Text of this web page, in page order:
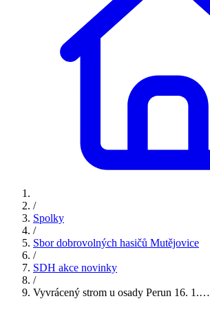
/
Spolky
/
Sbor dobrovolných hasičů Mutějovice
/
SDH akce novinky
/
Vyvrácený strom u osady Perun 16. 1.…